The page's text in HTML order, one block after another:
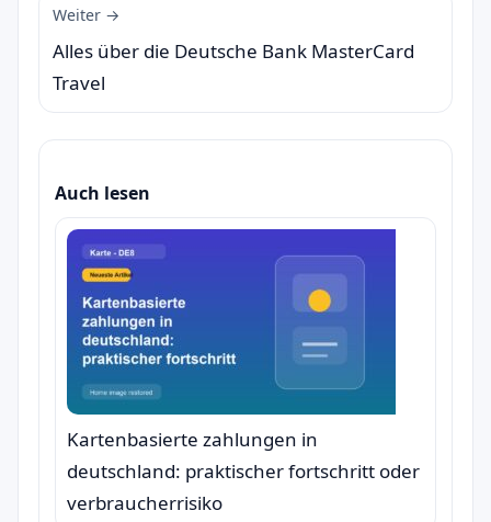
Weiter →
Alles über die Deutsche Bank MasterCard
Travel
Auch lesen
Kartenbasierte zahlungen in
deutschland: praktischer fortschritt oder
verbraucherrisiko